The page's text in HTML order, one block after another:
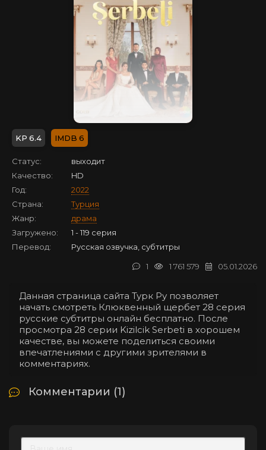
6.4 6
Статус:
выходит
Качество:
HD
Год:
2022
Страна:
Турция
Жанр:
драма
Загружено:
1 - 119 серия
Перевод:
Русская озвучка, субтитры
05.01.2026
1 761 579
1
Данная страница сайта Турк Ру позволяет
начать смотреть Клюквенный щербет 28 серия
русские субтитры онлайн бесплатно. После
просмотра 28 серии Kizilcik Serbeti в хорошем
качестве, вы можете поделиться своими
впечатлениями с другими зрителями в
комментариях.
Комментарии (1)